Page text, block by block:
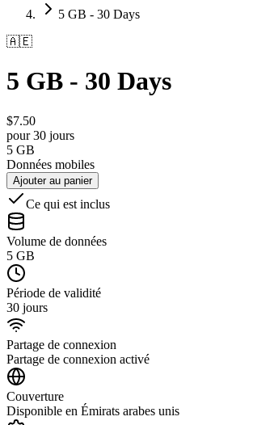
5 GB - 30 Days
🇦🇪
5 GB - 30 Days
$7.50
pour 30 jours
5 GB
Données mobiles
Ajouter au panier
Ce qui est inclus
Volume de données
5 GB
Période de validité
30 jours
Partage de connexion
Partage de connexion activé
Couverture
Disponible en Émirats arabes unis